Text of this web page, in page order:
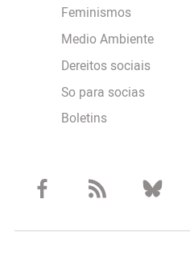
Feminismos
Medio Ambiente
Dereitos sociais
So para socias
Boletins